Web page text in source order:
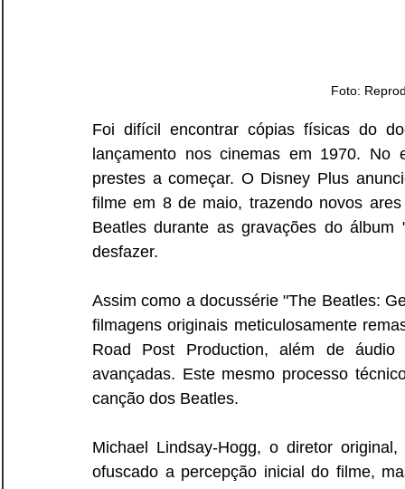
Foto:
Foi difícil encontrar cópias físicas do
lançamento nos cinemas em 1970. No
prestes a começar. O Disney Plus
filme em 8 de maio, trazendo novos
Beatles durante as gravações do
desfazer.
Assim como a docussérie "The Beatles:
filmagens originais meticulosamente
Road Post Production, além de áudio
avançadas. Este mesmo processo
canção dos Beatles.
Michael Lindsay-Hogg, o diretor
ofuscado a percepção inicial do filme,